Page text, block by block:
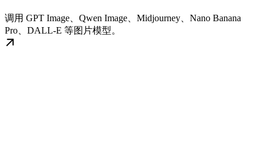
调用 GPT Image、Qwen Image、Midjourney、Nano Banana
Pro、DALL-E 等图片模型。